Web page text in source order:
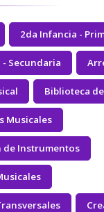
2da Infancia -
Secundaria
Biblioteca
Musicales
de Instrumentos